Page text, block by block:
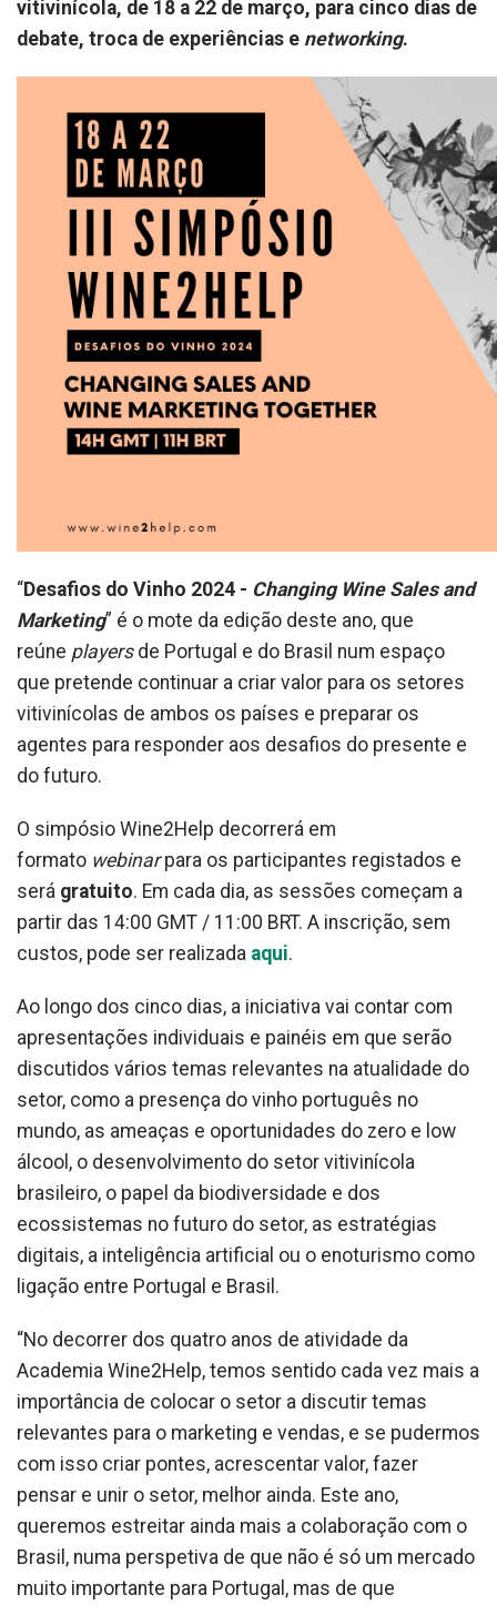
vitivinícola, de 18 a 22 de março, para cinco dias de
debate, troca de experiências e networking.
“Desafios do Vinho 2024 - Changing Wine Sales and
Marketing” é o mote da edição deste ano, que
reúne players de Portugal e do Brasil num espaço
que pretende continuar a criar valor para os setores
vitivinícolas de ambos os países e preparar os
agentes para responder aos desafios do presente e
do futuro.
O simpósio Wine2Help decorrerá em
formato webinarpara os participantes registados e
será gratuito. Em cada dia, as sessões começam a
partir das 14:00 GMT / 11:00 BRT. A inscrição, sem
custos, pode ser realizada aqui.
Ao longo dos cinco dias, a iniciativa vai contar com
apresentações individuais e painéis em que serão
discutidos vários temas relevantes na atualidade do
setor, como a presença do vinho português no
mundo, as ameaças e oportunidades do zero e low
álcool, o desenvolvimento do setor vitivinícola
brasileiro, o papel da biodiversidade e dos
ecossistemas no futuro do setor, as estratégias
digitais, a inteligência artificial ou o enoturismo como
ligação entre Portugal e Brasil.
“No decorrer dos quatro anos de atividade da
Academia Wine2Help, temos sentido cada vez mais a
importância de colocar o setor a discutir temas
relevantes para o marketing e vendas, e se pudermos
com isso criar pontes, acrescentar valor, fazer
pensar e unir o setor, melhor ainda. Este ano,
queremos estreitar ainda mais a colaboração com o
Brasil, numa perspetiva de que não é só um mercado
muito importante para Portugal, mas de que